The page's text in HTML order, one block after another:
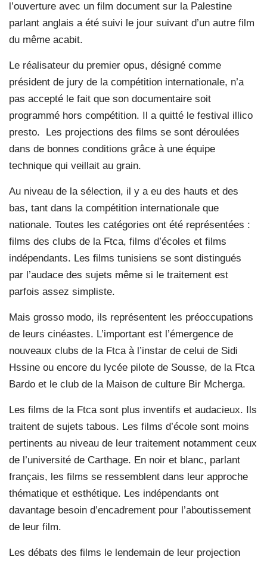
l’ouverture avec un film document sur la Palestine
parlant anglais a été suivi le jour suivant d’un autre film
du même acabit.
Le réalisateur du premier opus, désigné comme
président de jury de la compétition internationale, n’a
pas accepté le fait que son documentaire soit
programmé hors compétition. Il a quitté le festival illico
presto.
Les projections des films se sont déroulées
dans de bonnes conditions grâce à une équipe
technique qui veillait au grain.
Au niveau de la sélection, il y a eu des hauts et des
bas, tant dans la compétition internationale que
nationale. Toutes les catégories ont été représentées :
films des clubs de la Ftca, films d’écoles et films
indépendants. Les films tunisiens se sont distingués
par l’audace des sujets même si le traitement est
parfois assez simpliste.
Mais grosso modo, ils représentent les préoccupations
de leurs cinéastes. L’important est l’émergence de
nouveaux clubs de la Ftca à l’instar de celui de Sidi
Hssine ou encore du lycée pilote de Sousse, de la Ftca
Bardo et le club de la Maison de culture Bir Mcherga.
Les films de la Ftca sont plus inventifs et audacieux. Ils
traitent de sujets tabous. Les films d’école sont moins
pertinents au niveau de leur traitement notamment ceux
de l’université de Carthage. En noir et blanc, parlant
français, les films se ressemblent dans leur approche
thématique et esthétique. Les indépendants ont
davantage besoin d’encadrement pour l’aboutissement
de leur film.
Les débats des films le lendemain de leur projection